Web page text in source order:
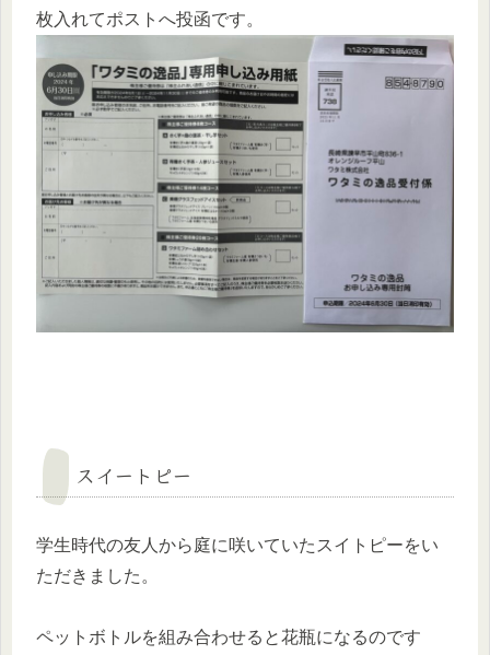
枚入れてポストへ投函です。
スイートピー
学生時代の友人から庭に咲いていたスイトピーをい
ただきました。
ペットボトルを組み合わせると花瓶になるのです